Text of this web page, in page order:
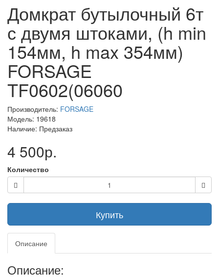
Домкрат бутылочный 6т
с двумя штоками, (h min
154мм, h max 354мм)
FORSAGE
TF0602(06060
Производитель: FORSAGE
Модель: 19618
Наличие: Предзаказ
4 500р.
Количество
Купить
Описание
Описание: